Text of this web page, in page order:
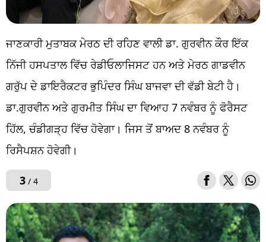
ਜਾਣਕਾਰੀ ਮੁਤਾਬਕ ਮੇਰਠ ਦੀ ਰਹਿਣ ਵਾਲੀ ਡਾ. ਗੁਰਵੀਨ ਕੌਰ ਇੱਕ
ਨਿੱਜੀ ਹਸਪਤਾਲ ਵਿੱਚ ਰੇਡੀਓਲਾਜਿਸਟ ਹਨ ਅਤੇ ਮੇਰਠ ਗਾਡਵੀਨ
ਗਰੁੱਪ ਦੇ ਡਾਇਰੈਕਟਰ ਭੁਪਿੰਦਰ ਸਿੰਘ ਬਾਜਵਾ ਦੀ ਵੱਡੀ ਬੇਟੀ ਹੈ।
ਡਾ.ਗੁਰਵੀਨ ਅਤੇ ਗੁਰਮੀਤ ਸਿੰਘ ਦਾ ਵਿਆਹ 7 ਨਵੰਬਰ ਨੂੰ ਫੋਰੈਸਟ
ਹਿੱਲ, ਚੰਡੀਗੜ੍ਹ ਵਿੱਚ ਹੋਵੇਗਾ। ਜਿਸ ਤੋਂ ਬਾਅਦ 8 ਨਵੰਬਰ ਨੂੰ
ਰਿਸੈਪਸ਼ਨ ਹੋਵੇਗੀ।
3/ 4